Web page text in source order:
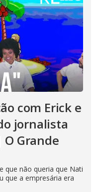
com Erick e
jornalista
Grande
que não queria que Nati
que a empresária era